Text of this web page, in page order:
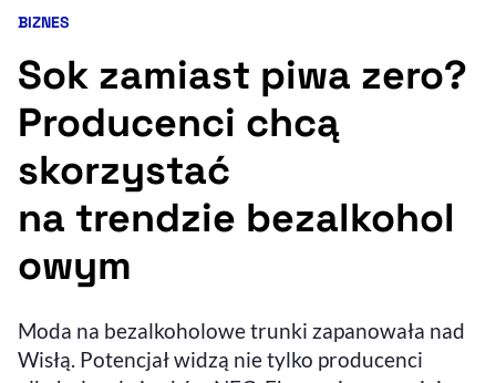
Ułatwienia dostępności wspierają:
Sprawdź, jak i dlaczego zwiększamy dostępność , otwiera się w nowym
Kategoria artykułu:
BIZNES
Sok zamiast piwa zero?
Producenci chcą
skorzystać
na trendzie bezalkohol
owym
Moda na bezalkoholowe trunki zapanowała nad
Wisłą. Potencjał widzą nie tylko producenci